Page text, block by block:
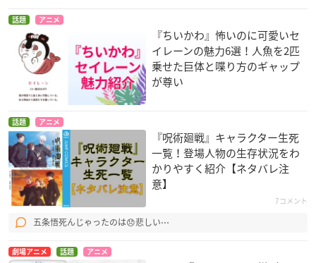
話題 アニメ
『ちいかわ』怖いのに可愛いセ
イレーンの魅力6選！人魚を2匹
乗せた巨体と喋り方のギャップ
が尊い
話題 アニメ
『呪術廻戦』キャラクター生死
一覧！登場人物の生存状況をわ
かりやすく紹介【ネタバレ注
意】
7コメント
五条悟死んじゃったのは😞悲しい⋯
劇場アニメ 話題 アニメ